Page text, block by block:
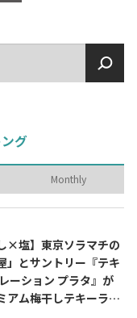
グ
Monthly
×塩】東京ソラマチの
」とサントリー『テキ
ーション プラタ』が
アム梅干しテキーラソ